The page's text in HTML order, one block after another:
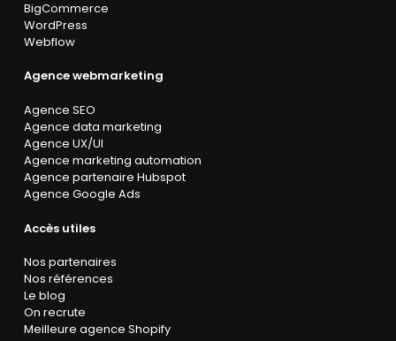
BigCommerce
WordPress
Webflow
Agence webmarketing
Agence SEO
Agence data marketing
Agence UX/UI
Agence marketing automation
Agence partenaire Hubspot
Agence Google Ads
Accès utiles
Nos partenaires
Nos références
Le blog
On recrute
Meilleure agence Shopify